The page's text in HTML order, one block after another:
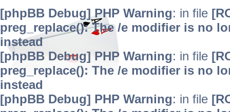
[phpBB Debug] PHP Warning: in file
preg_replace(): The /e modifier is no
instead
[phpBB Debug] PHP Warning: in file
preg_replace(): The /e modifier is no
instead
[phpBB Debug] PHP Warning: in file